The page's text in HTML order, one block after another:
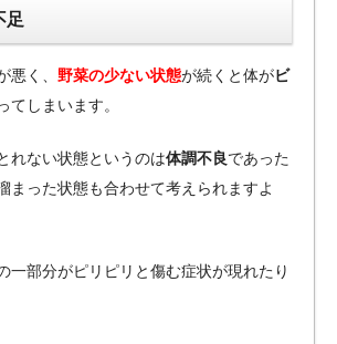
足
悪く、 野菜の少ない状態が続くと体がビ
てしまいます。
れない状態というのは体調不良であった
まった状態も合わせて考えられますよ
一部分がピリピリと傷む症状が現れたり